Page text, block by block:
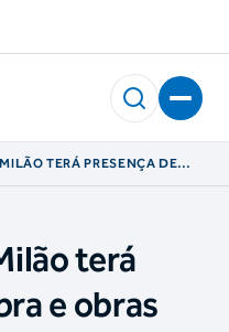
TERÁ PRESENÇA DE
terá
e obras